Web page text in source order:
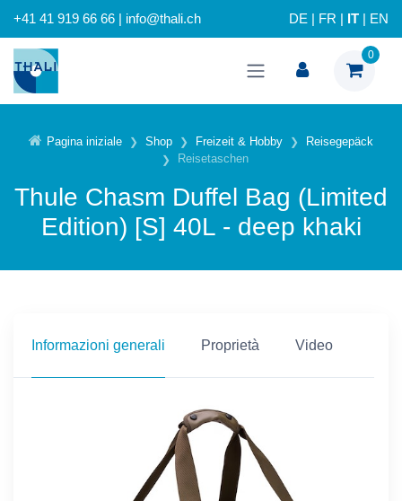
+41 41 919 66 66 | info@thali.ch DE FR IT EN
0
Pagina iniziale Shop Freizeit & Hobby
Reisegepäck
Reisetaschen
Thule Chasm Duffel Bag (Limited
Edition) [S] 40L - deep khaki
Informazioni generali Proprietà Video